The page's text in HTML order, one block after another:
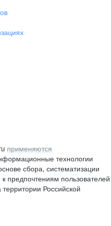
применяются
технологии
сбора, систематизации
предпочтениям пользователей
Российской